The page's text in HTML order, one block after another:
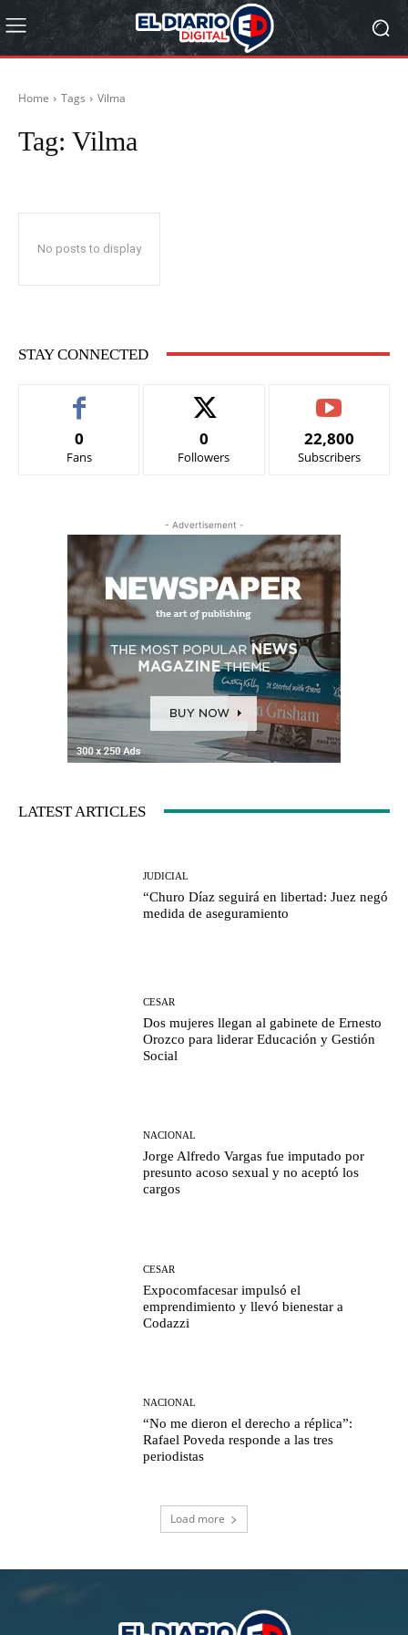
Home Tags Vilma
Tag: Vilma
No posts to display
STAY CONNECTED
0
Fans
0
Followers
22,800
Subscribers
- Advertisement -
LATEST ARTICLES
JUDICIAL
“Churo Díaz seguirá en libertad: Juez negó
medida de aseguramiento
CESAR
Dos mujeres llegan al gabinete de Ernesto
Orozco para liderar Educación y Gestión
Social
NACIONAL
Jorge Alfredo Vargas fue imputado por
presunto acoso sexual y no aceptó los
cargos
CESAR
Expocomfacesar impulsó el
emprendimiento y llevó bienestar a
Codazzi
NACIONAL
“No me dieron el derecho a réplica”:
Rafael Poveda responde a las tres
periodistas
Load more